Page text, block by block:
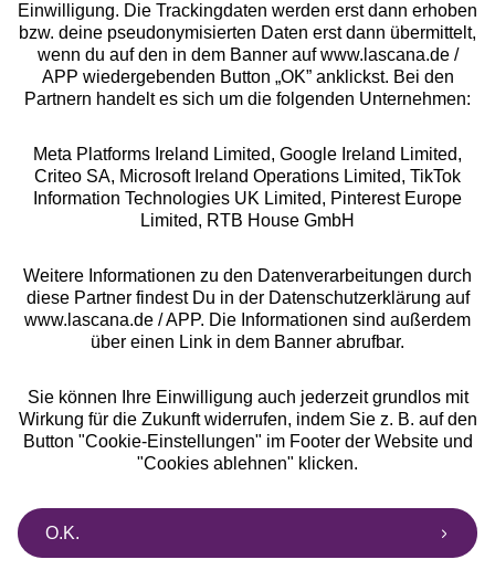
Rechtliches
Alle Preise inkl. MwSt., zzgl.
Versandkosten
** Bonität vorausgesetzt, berechtigt zur Bonitätsprüfung
Einwilligung. Die Trackingdaten werden erst dann erhoben
bzw. deine pseudonymisierten Daten erst dann übermittelt,
wenn du auf den in dem Banner auf www.lascana.de /
APP wiedergebenden Button „OK” anklickst. Bei den
Partnern handelt es sich um die folgenden Unternehmen:
Meta Platforms Ireland Limited, Google Ireland Limited,
Criteo SA, Microsoft Ireland Operations Limited, TikTok
Information Technologies UK Limited, Pinterest Europe
Limited, RTB House GmbH
Weitere Informationen zu den Datenverarbeitungen durch
diese Partner findest Du in der Datenschutzerklärung auf
www.lascana.de / APP. Die Informationen sind außerdem
über einen Link in dem Banner abrufbar.
Sie können Ihre Einwilligung auch jederzeit grundlos mit
Wirkung für die Zukunft widerrufen, indem Sie z. B. auf den
Button "Cookie-Einstellungen" im Footer der Website und
"Cookies ablehnen" klicken.
O.K.